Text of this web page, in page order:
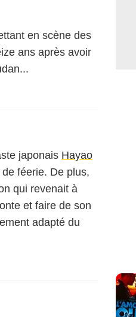
en scène des
ans après avoir
japonais Hayao
féerie. De plus,
qui revenait à
et faire de son
adapté du